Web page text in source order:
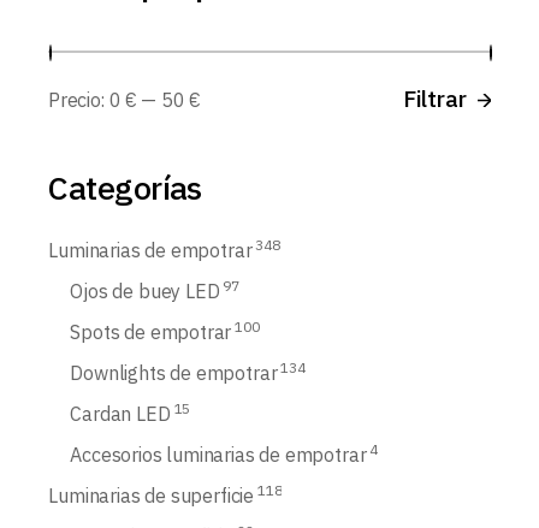
Filtrar
Precio: 0 € — 50 €
Categorías
Luminarias de empotrar 348
Ojos de buey LED 97
Spots de empotrar 100
Downlights de empotrar 134
Cardan LED 15
Accesorios luminarias de empotrar 4
Luminarias de superficie 118